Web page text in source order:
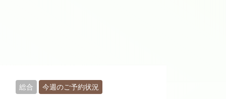
総合 今週のご予約状況